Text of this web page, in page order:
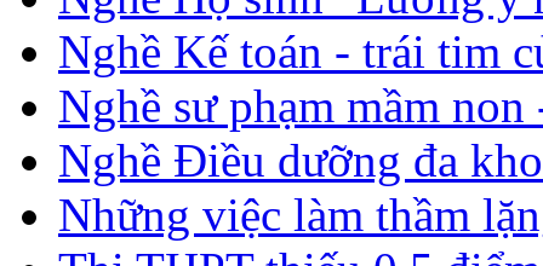
Nghề Kế toán - trái tim
Nghề sư phạm mầm
Nghề Điều dưỡng đa
Những việc làm thầm